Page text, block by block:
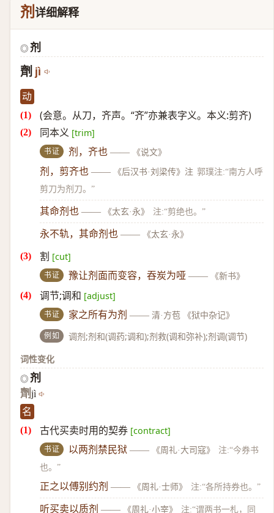
剂 详细解释
◎ 剂
劑 jì
动
(会意。从刀，齐声。“齐”亦兼表字义。本义:剪齐)
同本义 [trim]
书证 剂，齐也 —— 《说文》
剂，剪齐也 —— 《后汉书·刘梁传》注 郭璞注:“南方人呼
剪刀为剂刀。”
其命剂也 —— 《太玄·永》 注:“剪绝也。”
永不轨，其命剂也 —— 《太玄·永》
割 [cut]
书证 豫让剂面而变容，吞炭为哑 —— 《新书》
调节;调和 [adjust]
书证 家之所有为剂 —— 清·方苞 《狱中杂记》
例如
调剂;剂和(调药;调和);剂救(调和弥补);剂调(调节)
词性变化
◎ 剂
劑jì
名
古代买卖时用的契券 [contract]
书证 以两剂禁民狱 —— 《周礼·大司寇》
注:“今券书
也。”
正之以傅别约剂 —— 《周礼·士师》 注:“各所持券也。”
听买卖以质剂 —— 《周礼·小宰》 注:“谓两书一札，同